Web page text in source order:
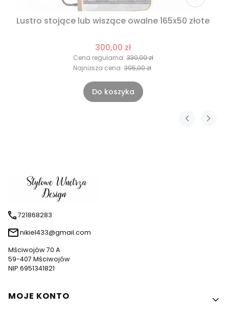
Lustro stojące lub wiszące owalne 165x50 złote
300,00 zł
Cena regularna: 330,00 zł
Najniższa cena: 395,00 zł
Do koszyka
721868283
nikiel433@gmail.com
Mściwojów 70 A
59-407 Mściwojów
NIP 6951341821
Linki w stopce
MOJE KONTO